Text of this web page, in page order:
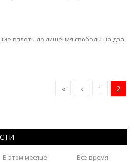
вплоть до лишения свободы на два
« ‹ 1 2
В этом месяце Все время